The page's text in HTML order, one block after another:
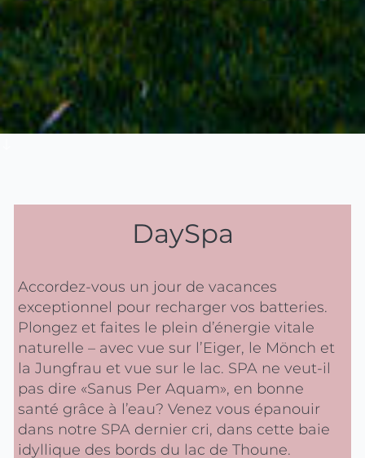
DaySpa
Accordez-vous un jour de vacances
exceptionnel pour recharger vos batteries.
Plongez et faites le plein d’énergie vitale
naturelle – avec vue sur l’Eiger, le Mönch et
la Jungfrau et vue sur le lac. SPA ne veut-il
pas dire «Sanus Per Aquam», en bonne
santé grâce à l’eau? Venez vous épanouir
dans notre SPA dernier cri, dans cette baie
idyllique des bords du lac de Thoune.